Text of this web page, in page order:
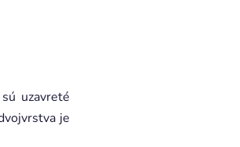
uzavreté
je